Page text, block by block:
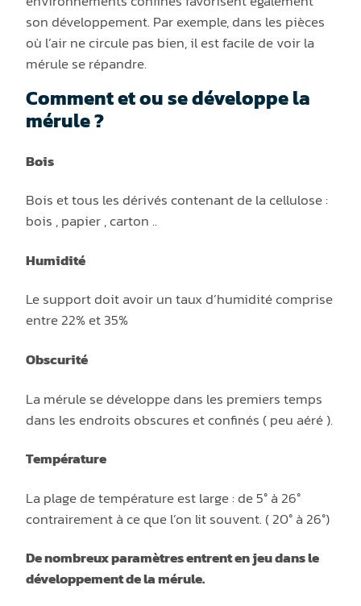
son développement. Par exemple, dans les pièces
où l’air ne circule pas bien, il est facile de voir la
mérule se répandre.
Comment et ou se développe la
mérule ?
Bois
Bois et tous les dérivés contenant de la cellulose :
bois , papier , carton ..
Humidité
Le support doit avoir un taux d’humidité comprise
entre 22% et 35%
Obscurité
La mérule se développe dans les premiers temps
dans les endroits obscures et confinés ( peu aéré ).
Température
La plage de température est large : de 5° à 26°
contrairement à ce que l’on lit souvent. ( 20° à 26°)
De nombreux paramètres entrent en jeu dans le
développement de la mérule.